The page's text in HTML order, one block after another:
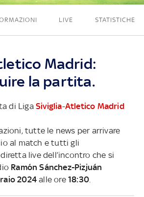
LIVE STATISTICHE
Madrid:
la partita.
di Liga Siviglia-Atletico Madrid
tutte le news per arrivare
al match e tutti gli
live dell’incontro che si
Ramón Sánchez-Pizjuán
2024alle ore 18:30